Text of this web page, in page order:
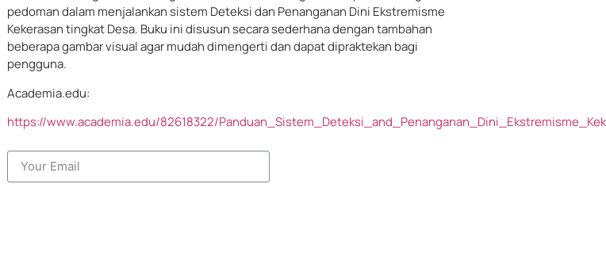
pedoman dalam menjalankan sistem Deteksi dan Penanganan Dini Ekstremisme
Kekerasan tingkat Desa. Buku ini disusun secara sederhana dengan tambahan
beberapa gambar visual agar mudah dimengerti dan dapat dipraktekan bagi
pengguna.
Academia.edu:
https://www.academia.edu/82618322/